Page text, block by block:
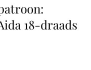
18-draads